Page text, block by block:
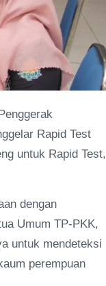
Rapid Test
untuk Rapid Test,
dengan
Umum TP-PKK,
untuk mendeteksi
perempuan